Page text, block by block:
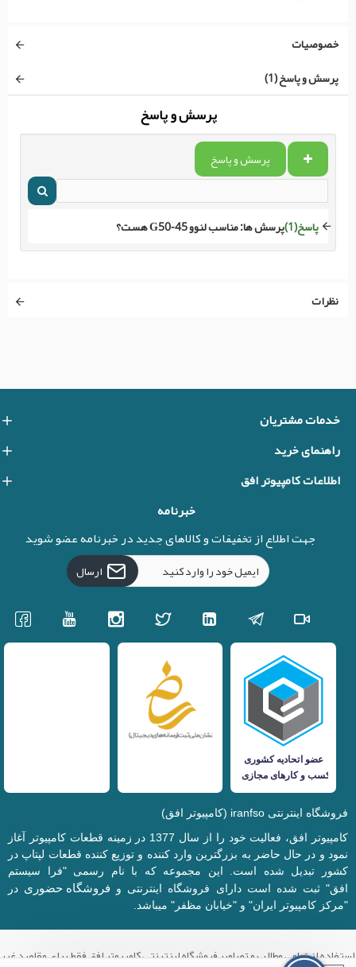
خصوصیات
پرسش و پاسخ (1)
پرسش و پاسخ
پرسش و پاسخ
پرسش ها: پاسخ(1)
نظرات
خدمات مشتریان
راهنمای خرید
اطلاعات کامپیوتر افق
خبرنامه
جهت اطلاع از تخفیفات و کالاهای جدید در خبرنامه عضو شوید
ارسال
فروشگاه اینترنتی iranfso (کامپیوتر افق)
کامپیوتر افق، فعالیت خود را از سال 1377 در زمینه قطعات کامپیوتر آغاز
نمود و در حال حاضر به بزرگترین وارد کننده و توزیع کننده قطعات لپتاپ در
کشور تبدیل شده است. این مجموعه که با نام رسمی "فرا سیستم
افق" ثبت شده است دارای فروشگاه اینترنتی و فروشگاه حضوری در
"مرکز کامپیوتر ایران" و "خیابان مظفر" میباشد.
استفاده از تمامی مطالب و تصاویر فروشگاه اینترنتی کامپیوتر افق فقط برای مقاصد غیر